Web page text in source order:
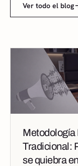
Ver todo el blog
Metodología
Tradicional:
se quiebra